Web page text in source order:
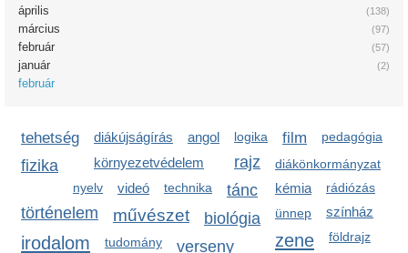
(138)
április
(97)
március
(57)
február
(2)
január
február
tehetség diákújságírás angol logika film pedagógia
rajz
környezetvédelem diákönkormányzat
fizika
nyelv videó technika kémia rádiózás
történelem
tánc
művészet színház
biológia
zene
ünnep
földrajz
irodalom tudomány verseny